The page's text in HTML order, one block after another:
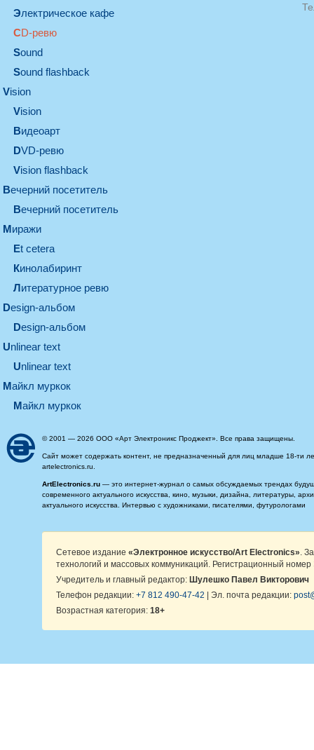
электрическое кафе
CD-ревю
sound
Sound flashback
vision
vision
видеоарт
DVD-ревю
Vision flashback
вечерний посетитель
вечерний посетитель
миражи
et cetera
кинолабиринт
литературное ревю
design-альбом
design-альбом
unlinear text
Unlinear text
майкл муркок
майкл муркок
© 2001 — 2026 ООО «Арт Электроникс Проджект». Все права защищены.
Сайт может содержать контент, не предназначенный для лиц младше 18-ти
artelectronics.ru.
ArtElectronics.ru — это интернет-журнал о самых обсуждаемых трендах
современного актуального искусства, кино, музыки, дизайна, литературы,
актуального искусства. Интервью с художниками, писателями, футурологами
Сетевое издание «Электронное искусство/Art Electronics» .
технологий и массовых коммуникаций. Регистрационный
Учредитель и главный редактор: Шулешко Павел Викторович
Телефон редакции: +7 812 490-47-42 | Эл. почта редакции:
Возрастная категория: 18+